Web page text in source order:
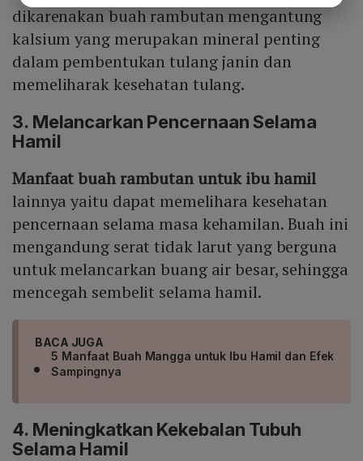
dikarenakan buah rambutan mengantung
kalsium yang merupakan mineral penting
dalam pembentukan tulang janin dan
memeliharak kesehatan tulang.
3. Melancarkan Pencernaan Selama
Hamil
Manfaat buah rambutan untuk ibu hamil
lainnya yaitu dapat memelihara kesehatan
pencernaan selama masa kehamilan. Buah ini
mengandung serat tidak larut yang berguna
untuk melancarkan buang air besar, sehingga
mencegah sembelit selama hamil.
BACA JUGA
5 Manfaat Buah Mangga untuk Ibu Hamil dan Efek
Sampingnya
4. Meningkatkan Kekebalan Tubuh
Selama Hamil